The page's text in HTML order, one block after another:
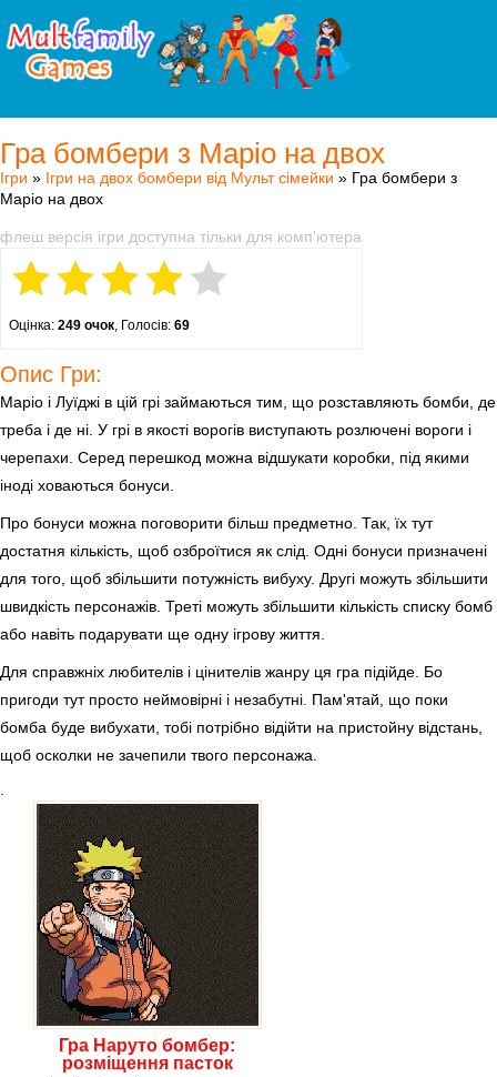
Гра бомбери з Маріо на двох
Ігри » Ігри на двох бомбери від Мульт сімейки » Гра бомбери з
Маріо на двох
флеш версія ігри доступна тільки для комп'ютера
Оцінка: 249 очок, Голосів: 69
Опис Гри:
Маріо і Луїджі в цій грі займаються тим, що розставляють бомби, де
треба і де ні. У грі в якості ворогів виступають розлючені вороги і
черепахи. Серед перешкод можна відшукати коробки, під якими
іноді ховаються бонуси.
Про бонуси можна поговорити більш предметно. Так, їх тут
достатня кількість, щоб озброїтися як слід. Одні бонуси призначені
для того, щоб збільшити потужність вибуху. Другі можуть збільшити
швидкість персонажів. Треті можуть збільшити кількість списку бомб
або навіть подарувати ще одну ігрову життя.
Для справжніх любителів і цінителів жанру ця гра підійде. Бо
пригоди тут просто неймовірні і незабутні. Пам'ятай, що поки
бомба буде вибухати, тобі потрібно відійти на пристойну відстань,
щоб осколки не зачепили твого персонажа.
Гра Наруто бомбер:
розміщення пасток